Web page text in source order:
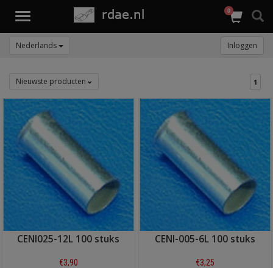
Toggle
0
Nederlands Inloggen
Nieuwste producten 1
CENI025-12L 100 stuks
€3,90
CENI-005-6L 100 stuks
€3,25